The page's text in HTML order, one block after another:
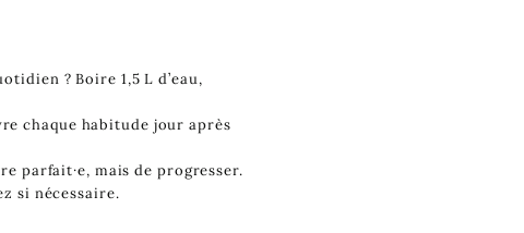
? Boire 1,5 L d’eau,
chaque habitude jour après
parfait·e, mais de progresser.
si nécessaire.